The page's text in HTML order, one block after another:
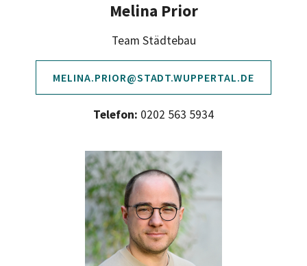
Melina Prior
Team Städtebau
MELINA.PRIOR@STADT.WUPPERTAL.DE
Telefon: 0202 563 5934